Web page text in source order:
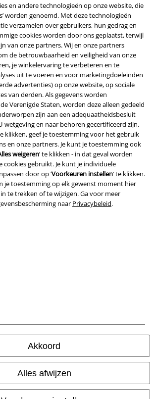
en andere technologieën op onze website, die
worden genoemd. Met deze technologieën
verzamelen over gebruikers, hun gedrag en
cookies worden door ons geplaatst, terwijl
van onze partners. Wij en onze partners
de betrouwbaarheid en veiligheid van onze
je winkelervaring te verbeteren en te
uit te voeren en voor marketingdoeleinden
advertenties) op onze website, op sociale
van derden. Als gegevens worden
Verenigde Staten, worden deze alleen gedeeld
zijn aan een adequaatheidsbesluit
wetgeving en naar behoren gecertificeerd zijn.
klikken, geef je toestemming voor het gebruik
en onze partners. Je kunt je toestemming ook
weigeren’ te klikken - in dat geval worden
cookies gebruikt. Je kunt je individuele
door op ‘Voorkeuren instellen’ te klikken.
je toestemming op elk gewenst moment hier
in te trekken of te wijzigen. Ga voor meer
naar Privacybeleid.
Akkoord
Alles afwijzen